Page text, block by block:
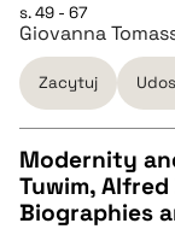
pobierz cytat
BIBTEX
pobierz cytat
s. 49 - 67
Giovanna
Zacytuj
CZYSTY TEKST
Modernity
Tuwim,
Biographies